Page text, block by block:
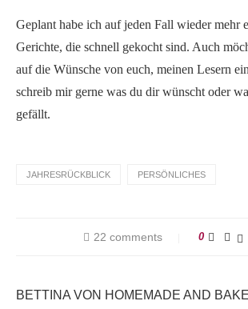
Geplant habe ich auf jeden Fall wieder mehr
Gerichte, die schnell gekocht sind. Auch
auf die Wünsche von euch, meinen Lesern
schreib mir gerne was du dir wünscht oder
gefällt.
JAHRESRÜCKBLICK PERSÖNLICHES
22 comments 0
BETTINA VON HOMEMADE AND